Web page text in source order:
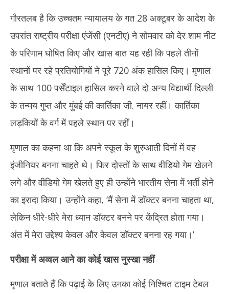
मृणाल
November
2, 2021
गौरतलब है कि उच्चतम न्यायालय के गत 28 अक्टूबर के आदेश के
उपरांत राष्ट्रीय परीक्षा एंजेंसी (एनटीए) ने सोमवार को देर शाम नीट
के परिणाम घोषित किए और खास बात यह रही कि पहले तीनों
स्थानों पर रहे प्रतियोगियों ने पूरे 720 अंक हासिल किए। मृणाल
के साथ 100 पर्सेंटाइल हासिल करने वाले दो अन्य विद्यार्थी दिल्ली
के तन्मय गुप्त और मुंबई की कार्तिका जी. नायर रहीं। कार्तिका
लड़कियों के वर्ग में पहले स्थान पर रहीं।
मृणाल का कहना था कि अपने स्कूल के शुरुआती दिनों में वह
इंजीनियर बनना चाहते थे। फिर दोस्तों के साथ वीडियो गेम खेलने
लगे और वीडियो गेम खेलते हुए ही उन्होंने भारतीय सेना में भर्ती होने
का इरादा किया। उन्होंने कहा, ‘मैं सेना में डॉक्टर बनना चाहता था,
लेकिन धीरे-धीरे मेरा ध्यान डॉक्टर बनने पर केंद्रित होता गया।
अंत में मेरा उद्देश्य केवल और केवल डॉक्टर बनना रह गया।’
परीक्षा में अव्वल आने का कोई खास नुस्खा नहीं
मृणाल बताते हैं कि पढ़ाई के लिए उनका कोई निश्चित टाइम टेबल